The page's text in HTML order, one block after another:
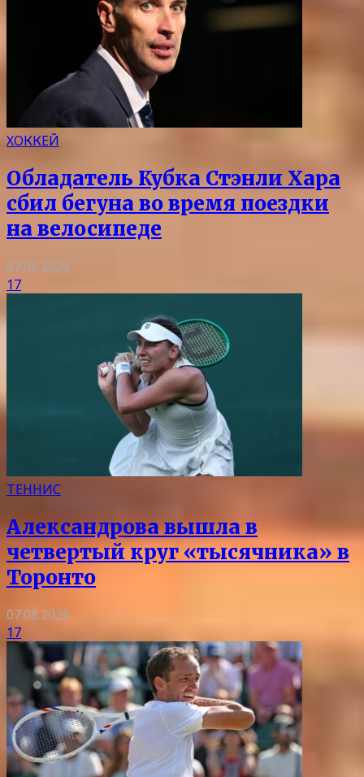
ХОККЕЙ
Обладатель Кубка Стэнли Хара
сбил бегуна во время поездки
на велосипеде
07.08.2026
17
ТЕННИС
Александрова вышла в
четвертый круг «тысячника» в
Торонто
07.08.2026
17